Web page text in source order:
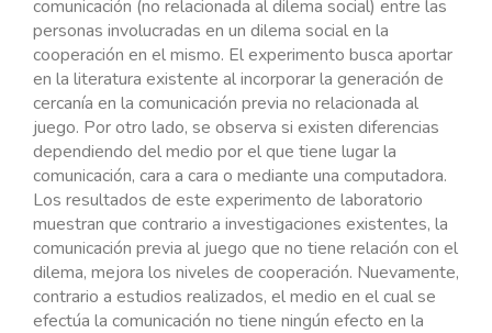
comunicación (no relacionada al dilema social) entre las
personas involucradas en un dilema social en la
cooperación en el mismo. El experimento busca aportar
en la literatura existente al incorporar la generación de
cercanía en la comunicación previa no relacionada al
juego. Por otro lado, se observa si existen diferencias
dependiendo del medio por el que tiene lugar la
comunicación, cara a cara o mediante una computadora.
Los resultados de este experimento de laboratorio
muestran que contrario a investigaciones existentes, la
comunicación previa al juego que no tiene relación con el
dilema, mejora los niveles de cooperación. Nuevamente,
contrario a estudios realizados, el medio en el cual se
efectúa la comunicación no tiene ningún efecto en la